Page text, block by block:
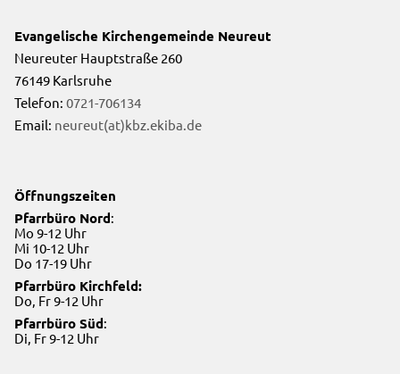
Evangelische Kirchengemeinde Neureut
Neureuter Hauptstraße 260
76149 Karlsruhe
Telefon: 0721-706134
Email: neureut(at)kbz.ekiba.de
Öffnungszeiten
Pfarrbüro Nord:
Mo 9-12 Uhr
Mi 10-12 Uhr
Do 17-19 Uhr
Pfarrbüro Kirchfeld:
Do, Fr 9-12 Uhr
Pfarrbüro Süd:
Di, Fr 9-12 Uhr